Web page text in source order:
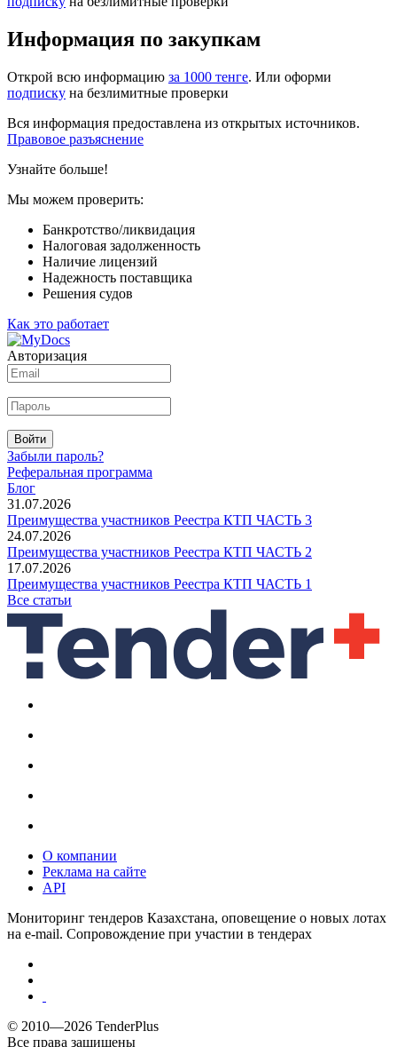
Информация по закупкам
Открой всю информацию за 1000 тенге. Или оформи
подписку на безлимитные проверки
Вся информация предоставлена из открытых источников.
Правовое разъяснение
Узнайте больше!
Мы можем проверить:
Банкротство/ликвидация
Налоговая задолженность
Наличие лицензий
Надежность поставщика
Решения судов
Как это работает
Авторизация
Войти
Забыли пароль?
Реферальная программа
Блог
31.07.2026
Преимущества участников Реестра КТП ЧАСТЬ 3
24.07.2026
Преимущества участников Реестра КТП ЧАСТЬ 2
17.07.2026
Преимущества участников Реестра КТП ЧАСТЬ 1
Все статьи
О компании
Реклама на сайте
API
Мониторинг тендеров Казахстана, оповещение о новых лотах
на e-mail. Сопровождение при участии в тендерах
© 2010—2026 TenderPlus
Все права защищены